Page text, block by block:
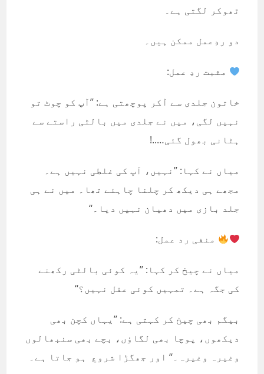
ٹھوکر لگتی ہے۔
دو ردِعمل ممکن ہیں۔
مثبت ردِ عمل:
خاتون جلدی سے آکر پوچھتی ہے: ’’آپ کو چوٹ تو
نہیں لگی، میں نے جلدی میں بالٹی راستے سے
ہٹانی بھول گئی…..!
میاں نے کہا: ’’نہیں، آپ کی غلطی نہیں ہے۔
مجھے ہی دیکھ کر چلنا چاہئے تھا۔ میں نے ہی
جلد بازی میں دھیان نہیں دیا۔‘‘
منفی رد عمل:
میاں نے چیخ کر کہا: ’’یہ کوئی بالٹی رکھنے
کی جگہ ہے۔ تمہیں کوئی عقل نہیں؟‘‘
بیگم بھی چیخ کر کہتی ہے: ’’یہاں کچن بھی
دیکھوں، پوچا بھی لگاؤں، بچے بھی سنبھالوں
وغیرہ وغیرہ۔‘‘ اور جھگڑا شروع ہو جاتا ہے۔